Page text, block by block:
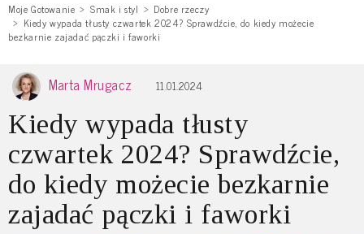
Moje Gotowanie Smak i styl
Dobre rzeczy
Kiedy wypada tłusty czwartek 2024? Sprawdźcie, do kiedy możecie
bezkarnie zajadać pączki i faworki
Marta Mrugacz 11.01.2024
Kiedy wypada tłusty
czwartek 2024? Sprawdźcie,
do kiedy możecie bezkarnie
zajadać pączki i faworki